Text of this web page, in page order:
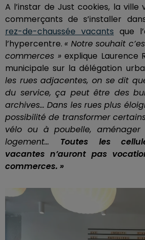
A l’instar de Just cookies, la
commerçants de s’installer
rez-de-chaussée vacants que
l’hypercentre. « Notre souhait
commerces » explique Laurence
municipale sur la délégation
les rues adjacentes, on se dit
du service, ça peut être des
archives... Dans les rues plus
possibilité de transformer
vélo ou à poubelle,
logement... Toutes les
vacantes n’auront pas
commerces. »